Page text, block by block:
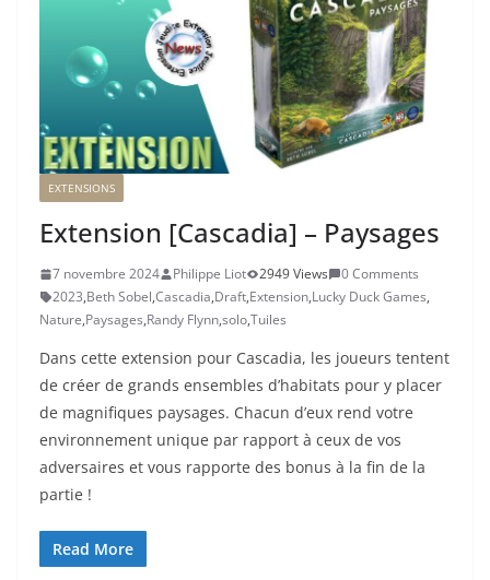
EXTENSIONS
Extension [Cascadia] – Paysages
7 novembre 2024 Philippe Liot 2949 Views
0 Comments
2023,Beth Sobel,Cascadia,Draft,Extension,Lucky Duck Games,
Nature,Paysages,Randy Flynn,solo,Tuiles
Dans cette extension pour Cascadia, les joueurs tentent
de créer de grands ensembles d’habitats pour y placer
de magnifiques paysages. Chacun d’eux rend votre
environnement unique par rapport à ceux de vos
adversaires et vous rapporte des bonus à la fin de la
partie !
Read More